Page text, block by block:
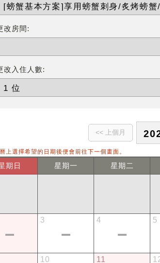
改房間:
改入住人數:
上選擇希望的日期後便會前往下一個畫面。
期日 星期一 星期二
3 4 5
10 11